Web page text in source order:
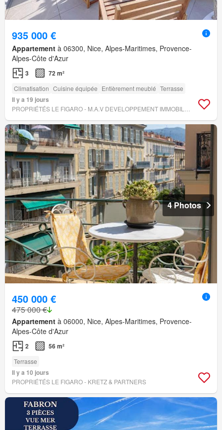
935 000 €
Appartement à 06300, Nice, Alpes-Maritimes, Provence-
Alpes-Côte d'Azur
3 72 m²
Climatisation Cuisine équipée Entièrement meublé Terrasse
Il y a 19 jours
4 Photos
450 000 €
475 000 €
Appartement à 06000, Nice, Alpes-Maritimes, Provence-
Alpes-Côte d'Azur
2 56 m²
Terrasse
Il y a 10 jours
PROPRIÉTÉS LE FIGARO - KRETZ & PARTNERS